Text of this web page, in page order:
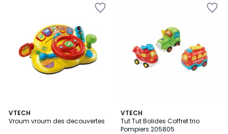
VTECH
Vroum vroum des decouvertes
VTECH
Tut Tut Bolides Coffret trio
Pompiers 205805
3,6
/ 5